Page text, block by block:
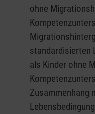
ohne
standardisierten
als Kinder ohne
Zusammenhang